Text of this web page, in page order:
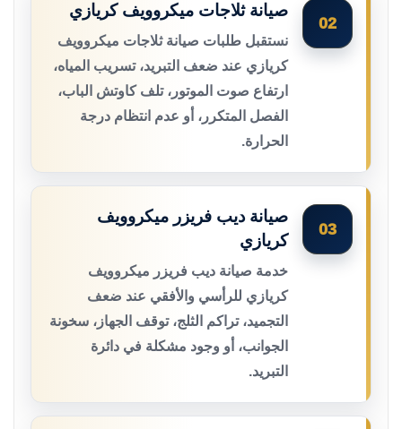
02
صيانة ثلاجات ميكروويف كريازي
نستقبل طلبات صيانة ثلاجات ميكروويف
كريازي عند ضعف التبريد، تسريب المياه،
ارتفاع صوت الموتور، تلف كاوتش الباب،
الفصل المتكرر، أو عدم انتظام درجة
الحرارة.
03
صيانة ديب فريزر ميكروويف
كريازي
خدمة صيانة ديب فريزر ميكروويف
كريازي للرأسي والأفقي عند ضعف
التجميد، تراكم الثلج، توقف الجهاز، سخونة
الجوانب، أو وجود مشكلة في دائرة
التبريد.